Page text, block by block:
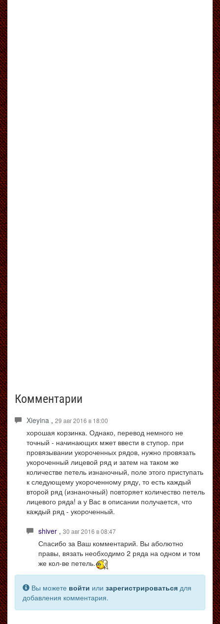
Комментарии
Xieyina , 29 авг 2016 в 18:00
хорошая корзинка. Однако, перевод немного не
точный - начинающих мжет ввести в ступор. при
провязывании укороченных рядов, нужно провязать
укороченный лицевой ряд и затем на таком же
количестве петель изнаночный, поле этого приступать
к следующему укороченному ряду, то есть каждый
второй ряд (изнаночный) повторяет количество петель
лицевого ряда! а у Вас в описании получается, что
каждый ряд - укороченный.
shiver , 30 авг 2016 в 08:47
Спасибо за Ваш комментарий. Вы аболютно
правы, вязать необходимо 2 ряда на одном и том
же кол-ве петель.
Вы можете войти или зарегистрироваться для
добавления комментария.